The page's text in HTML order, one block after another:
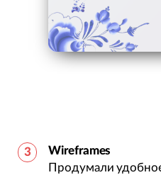
Wireframes
Продумали